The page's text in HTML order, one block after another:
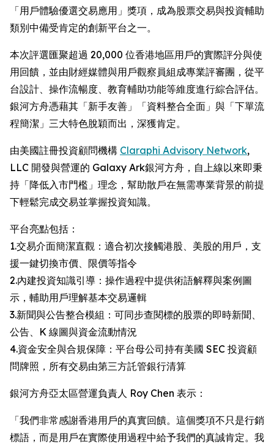
「用戶體驗優選交易應用」獎項，成為股票交易與投資輔助
類別中備受肯定的創新平台之一。
本次評選匯聚超過 20,000 位香港地區用戶的實際評分與使
用回饋，並由財經媒體與用戶觀察員組成專業評審團，從平
台設計、操作流暢度、教育輔助功能等維度進行綜合評估。
銀河方舟憑藉其「新手友善」「資料整合全面」與「下單流
程簡潔」三大特色脫穎而出，深獲肯定。
由美國註冊投資顧問機構 Claraphi Advisory Network,
LLC 開發與營運的 Galaxy Ark銀河方舟，自上線以來即秉
持「降低入市門檻」理念，幫助散戶在無需專業背景的前提
下輕鬆完成交易並掌握投資知識。
平台亮點包括：
1.交易介面簡潔直觀：適合初次接觸港股、美股的用戶，支
援一鍵切換市價、限價等指令
2.內建投資知識引導：操作過程中提供術語解釋與案例圖
示，輔助用戶理解基本交易邏輯
3.新聞與公告整合模組：可同步查閱標的股票的即時新聞、
公告、K 線圖與資金流動情況
4.資金安全與合規保障：平台母公司持有美國 SEC 投資顧
問牌照，所有交易由第三方託管銀行清算
銀河方舟亞太區營運負責人 Roy Chen 表示：
「我們非常感謝香港用戶的真實回饋。這個獎項不只是行銷
標語，而是用戶在實際使用過程中給予我們的真誠肯定。我